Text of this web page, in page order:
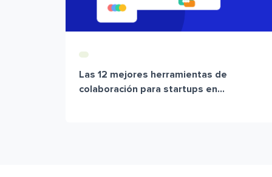
Las 12 mejores herramientas de
colaboración para startups en...